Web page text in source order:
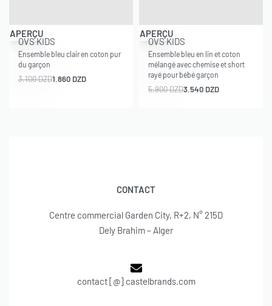
-40% OFF
APERÇU
OVS KIDS
Ensemble bleu clair en coton pur
du garçon
3.100DZD1.860 DZD
-40% OFF
APERÇU
OVS KIDS
Ensemble bleu en lin et coton
mélangé avec chemise et short
rayé pour bébé garçon
5.900DZD3.540 DZD
CONTACT
Centre commercial Garden City, R+2, N° 215D
Dely Brahim – Alger
contact [@] castelbrands.com